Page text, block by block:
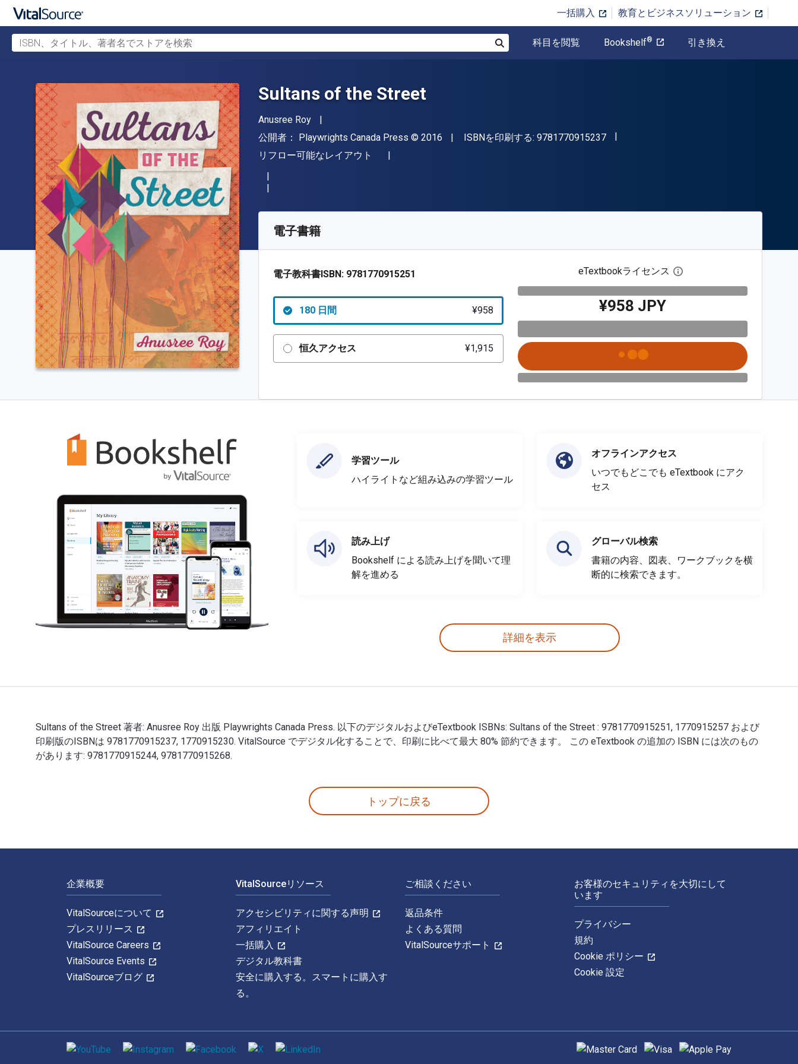
一括購入 教育とビジネスソリューション
ISBN、タイトル、著者名でストアを検索
科目を閲覧 Bookshelf® 引き換え
Sultans of the Street
著者
Anusree Roy
出版社
公開者： Playwrights Canada Press 著作権
© 2016 ISBNを印刷する: 9781770915237"ISBN-13 9781770915237"
形式
リフロー可能なレイアウト
SKU:
電子書籍
電子教科書ISBN: 9781770915251
180 日間 ¥958
恒久アクセス ¥1,915
eTextbookライセンス デジタルライセンスダイ
¥958 JPY
学習ツール
ハイライトなど組み込みの学習ツール
読み上げ
Bookshelf による読み上げを聞いて理
解を進める
オフラインアクセス
いつでもどこでも eTextbook にアク
セス
グローバル検索
書籍の内容、図表、ワークブックを横
断的に検索できます。
詳細を表示
Sultans of the Street 著者: Anusree Roy 出版 Playwrights Canada Press. 以下のデジタルおよびeTextbook ISBNs: Sultans of the Street : 9781770915251, 1770915257 および
印刷版のISBNは 9781770915237, 1770915230. VitalSource でデジタル化することで、印刷に比べて最大 80% 節約できます。 この eTextbook の追加の ISBN には次のもの
があります: 9781770915244, 9781770915268.
トップに戻る
企業概要
VitalSourceについて
プレスリリース
VitalSource Careers
VitalSource Events
VitalSourceブログ
VitalSourceリソース
アクセシビリティに関する声明
アフィリエイト
一括購入
デジタル教科書
安全に購入する。スマートに購入す
る。
ご相談ください
返品条件
よくある質問
VitalSourceサポート
お客様のセキュリティを大切にして
います
プライバシー
規約
Cookie ポリシー
Cookie 設定
ソーシャルメディア サポートされている支払い方法